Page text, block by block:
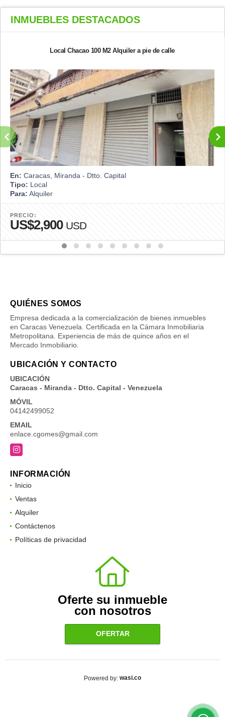
INMUEBLES DESTACADOS
Local Chacao 100 M2 Alquiler a pie de calle
En: Caracas, Miranda - Dtto. Capital
Tipo: Local
Para: Alquiler
PRECIO:
US$2,900 USD
QUIÉNES SOMOS
Empresa dedicada a la comercialización de bienes inmuebles
en Caracas Venezuela. Certificada en la Cámara Inmobiliaria
Metropolitana. Experiencia de más de quince años en el
Mercado Inmobiliario.
UBICACIÓN Y CONTACTO
UBICACIÓN
Caracas - Miranda - Dtto. Capital - Venezuela
MÓVIL
04142499052
EMAIL
enlace.cgomes@gmail.com
Instagram
INFORMACIÓN
Inicio
Ventas
Alquiler
Contáctenos
Políticas de privacidad
Oferte su inmueble
con nosotros
OFERTAR
Powered by: wasi.co